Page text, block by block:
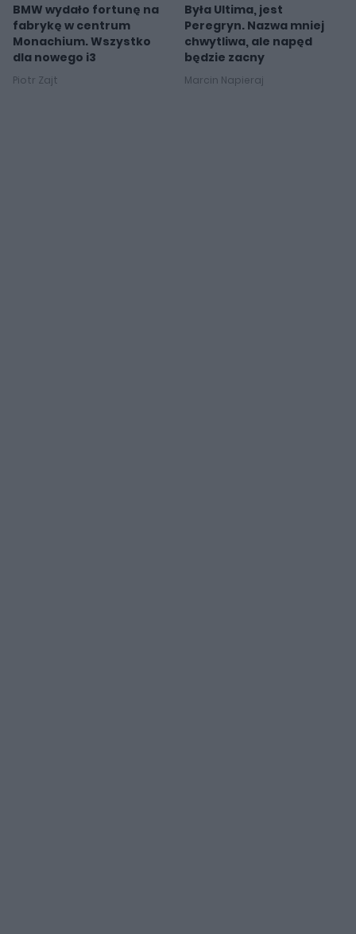
BMW wydało fortunę na
fabrykę w centrum
Monachium. Wszystko
dla nowego i3
Piotr Zajt
Była Ultima, jest
Peregryn. Nazwa mniej
chwytliwa, ale napęd
będzie zacny
Marcin Napieraj